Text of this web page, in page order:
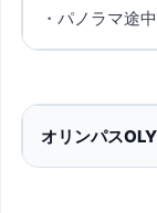
・パノラマ途
オリンパス